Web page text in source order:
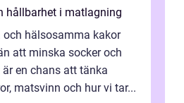
hållbarhet i matlagning
hälsosamma kakor
att minska socker och
en chans att tänka
matsvinn och hur vi tar...